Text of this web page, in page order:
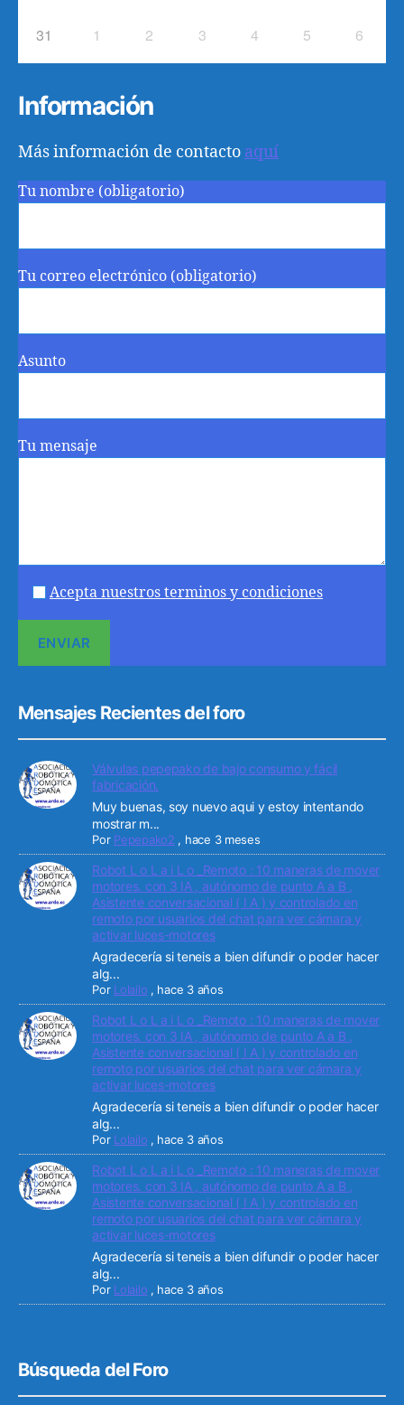
31 1 2 3 4 5 6
Información
Más información de contacto aquí
Tu nombre (obligatorio)
Tu correo electrónico (obligatorio)
Asunto
Tu mensaje
Acepta nuestros terminos y condiciones
Mensajes Recientes del foro
Válvulas pepepako de bajo consumo y fácil
fabricación.
Muy buenas, soy nuevo aqui y estoy intentando
mostrar m...
Por Pepepako2 , hace 3 meses
Robot L o L a i L o _Remoto : 10 maneras de mover
motores. con 3 IA , autónomo de punto A a B ,
Asistente conversacional ( I A ) y controlado en
remoto por usuarios del chat para ver cámara y
activar luces-motores
Agradecería si teneis a bien difundir o poder hacer
alg...
Por Lolailo , hace 3 años
Robot L o L a i L o _Remoto : 10 maneras de mover
motores. con 3 IA , autónomo de punto A a B ,
Asistente conversacional ( I A ) y controlado en
remoto por usuarios del chat para ver cámara y
activar luces-motores
Agradecería si teneis a bien difundir o poder hacer
alg...
Por Lolailo , hace 3 años
Robot L o L a i L o _Remoto : 10 maneras de mover
motores. con 3 IA , autónomo de punto A a B ,
Asistente conversacional ( I A ) y controlado en
remoto por usuarios del chat para ver cámara y
activar luces-motores
Agradecería si teneis a bien difundir o poder hacer
alg...
Por Lolailo , hace 3 años
Búsqueda del Foro